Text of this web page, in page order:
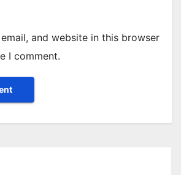
and website in this browser
I comment.